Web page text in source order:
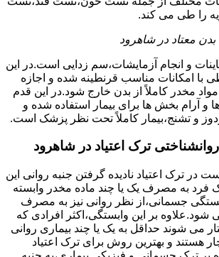
را طی می کند.
معتاد در شاهرود
و انجام آزمایشات،سم زدایی است.در این
با امکانات مناسب قرنطینه شده و اجازه
مخدر کاملاً از بدن خارج شود.در این قدم
و آرام بخش ها برای بیمار استفاده شده و
و تشنج،بیمار کاملاً تحت نظر پزشک است.
ترک اعتیاد در شاهرود
در ترک اعتیاد نادیده گرفتن جنبه روانی این
فرد به مصرف یک یا چند ماده مخدر وابسته
جسمانی،از نظر روانی نیز به مصرف
شود.علاوه بر این وابستگی،اکثر افرادی که
می شوند حداقل به یک یا چند بیماری روانی
هستند و بهترین روش برای ترک اعتیاد